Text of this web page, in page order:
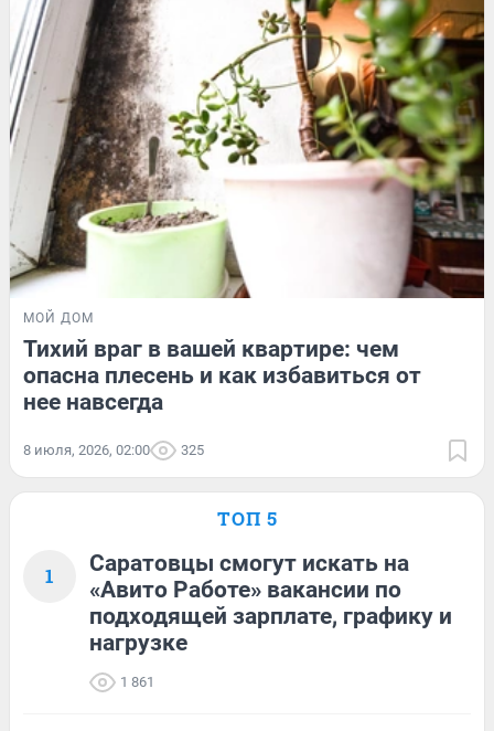
МОЙ ДОМ
Тихий враг в вашей квартире: чем
опасна плесень и как избавиться от
нее навсегда
8 июля, 2026, 02:00 325
ТОП 5
1
Саратовцы смогут искать на
«Авито Работе» вакансии по
подходящей зарплате, графику и
нагрузке
1 861